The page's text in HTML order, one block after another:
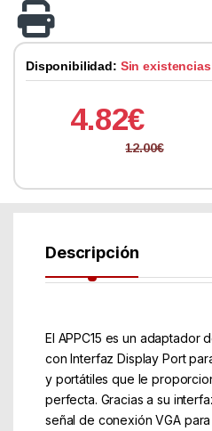
Disponibilidad: Sin existencias
4.82€
12.00€
Descripción
El APPC15 es un adaptador
con Interfaz Display Port
y portátiles que le
perfecta. Gracias a su
señal de conexión VGA